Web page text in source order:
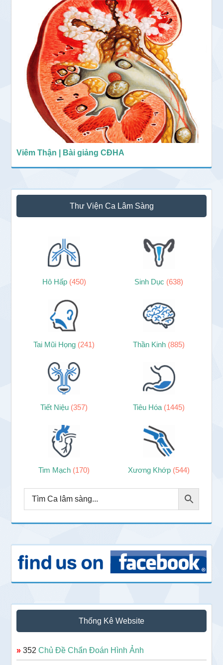
Viêm Thận | Bài giảng CĐHA
Thư Viện Ca Lâm Sàng
Hô Hấp (450) Sinh Dục (638)
Tai Mũi Họng (241) Thần Kinh (885)
Tiết Niệu (357) Tiêu Hóa (1445)
Tim Mạch (170) Xương Khớp (544)
Thống Kê Website
» 352Chủ Đề Chẩn Đoán Hình Ảnh